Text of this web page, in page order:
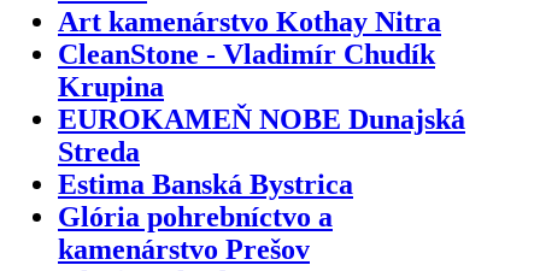
Art kamenárstvo Kothay Nitra
CleanStone - Vladimír Chudík
Krupina
EUROKAMEŇ NOBE Dunajská
Streda
Estima Banská Bystrica
Glória pohrebníctvo a
kamenárstvo Prešov